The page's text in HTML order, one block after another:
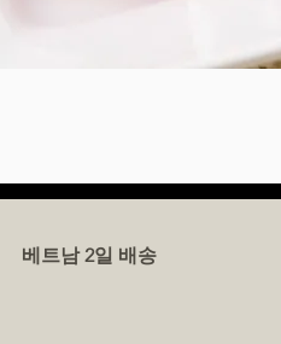
베트남 2일 배송